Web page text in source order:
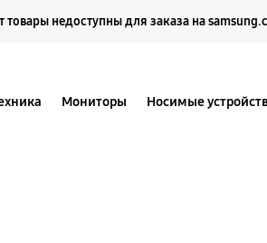
недоступны для заказа на
Мониторы Носимые